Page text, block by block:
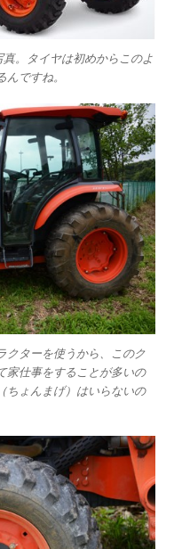
。タイヤは初めからこのよ
ですね。
クターを使うから、このク
家仕事をすることが多いの
ちょんまげ）はいらないの